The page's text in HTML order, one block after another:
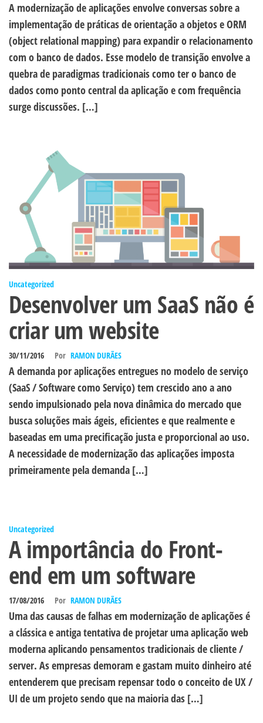
A modernização de aplicações envolve conversas sobre a
implementação de práticas de orientação a objetos e ORM
(object relational mapping) para expandir o relacionamento
com o banco de dados. Esse modelo de transição envolve a
quebra de paradigmas tradicionais como ter o banco de
dados como ponto central da aplicação e com frequência
surge discussões. […]
Uncategorized
Desenvolver um SaaS não é
criar um website
30/11/2016 Por RAMON DURÃES
A demanda por aplicações entregues no modelo de serviço
(SaaS / Software como Serviço) tem crescido ano a ano
sendo impulsionado pela nova dinâmica do mercado que
busca soluções mais ágeis, eficientes e que realmente e
baseadas em uma precificação justa e proporcional ao uso.
A necessidade de modernização das aplicações imposta
primeiramente pela demanda […]
Uncategorized
A importância do Front-
end em um software
17/08/2016 Por RAMON DURÃES
Uma das causas de falhas em modernização de aplicações é
a clássica e antiga tentativa de projetar uma aplicação web
moderna aplicando pensamentos tradicionais de cliente /
server. As empresas demoram e gastam muito dinheiro até
entenderem que precisam repensar todo o conceito de UX /
UI de um projeto sendo que na maioria das […]